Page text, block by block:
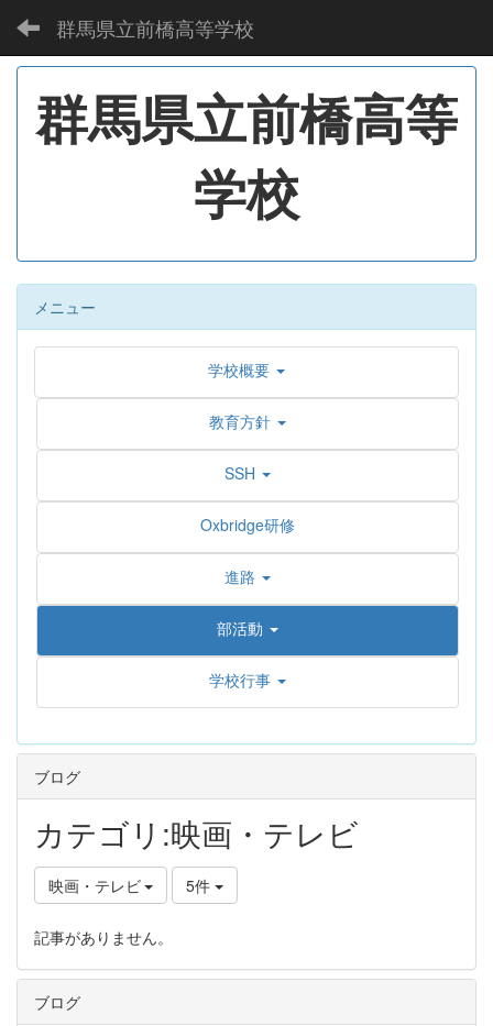
群馬県立前橋高等学校
群馬県立前橋高等
学校
メニュー
学校概要
教育方針
SSH
Oxbridge研修
進路
部活動
学校行事
ブログ
カテゴリ:映画・テレビ
映画・テレビ 5件
記事がありません。
ブログ